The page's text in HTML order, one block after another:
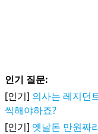
인기 질문:
[인기] 의사는 레지던
씩해야하죠?
[인기] 옛날돈 만원짜